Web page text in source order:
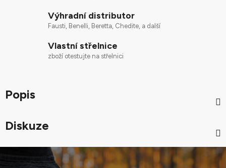
Výhradní distributor
Fausti, Benelli, Beretta, Chedite, a další
Vlastní střelnice
zboží otestujte na střelnici
Popis
Diskuze